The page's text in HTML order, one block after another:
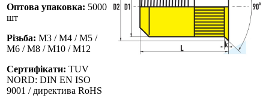
Оптова упаковка: 5000
шт
Різьба: M3 / М4 / М5 /
М6 / М8 / М10 / M12
Сертифікати: TUV
NORD: DIN EN ISO
9001 / директива RoHS